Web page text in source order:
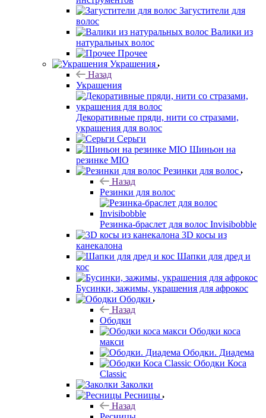
Загустители для
волос
Валики из
натуральных волос
Прочее
Украшения
Назад
Украшения
Декоративные пряди, нити со стразами,
украшения для волос
Серьги
Шиньон на
резинке MIO
Резинки для волос
Назад
Резинки для волос
Резинка-браслет для волос Invisibobble
3D косы из
канекалона
Шапки для дред и
кос
Бусинки, зажимы, украшения для афрокос
Ободки
Назад
Ободки
Ободки коса
макси
Ободки. Диадема
Ободки Коса
Classic
Заколки
Ресницы
Назад